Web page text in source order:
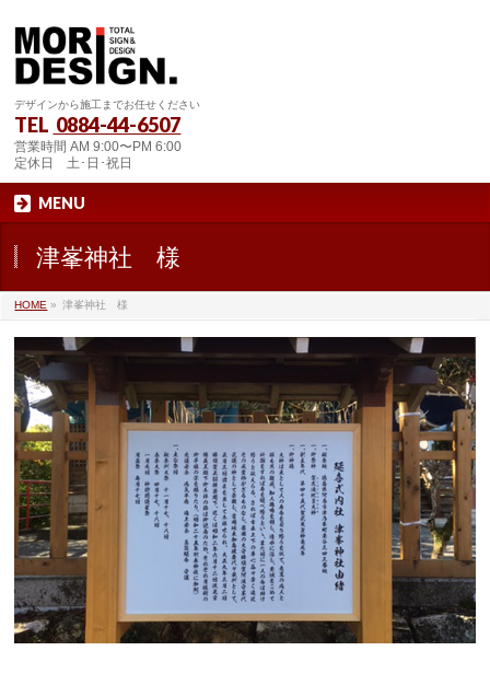
デザインから施工までお任せください
TEL 0884-44-6507
営業時間 AM 9:00〜PM 6:00
定休日 土･日･祝日
MENU
津峯神社 様
HOME » 津峯神社 様